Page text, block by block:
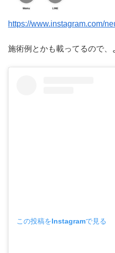
https://www.instagram.com/
施術例とかも載ってるので、
この投稿をInstagramで見る